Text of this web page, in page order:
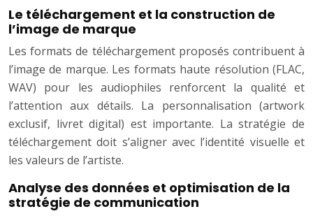
Le téléchargement et la construction de
l’image de marque
Les formats de téléchargement proposés contribuent à
l’image de marque. Les formats haute résolution (FLAC,
WAV) pour les audiophiles renforcent la qualité et
l’attention aux détails. La personnalisation (artwork
exclusif, livret digital) est importante. La stratégie de
téléchargement doit s’aligner avec l’identité visuelle et
les valeurs de l’artiste.
Analyse des données et optimisation de la
stratégie de communication